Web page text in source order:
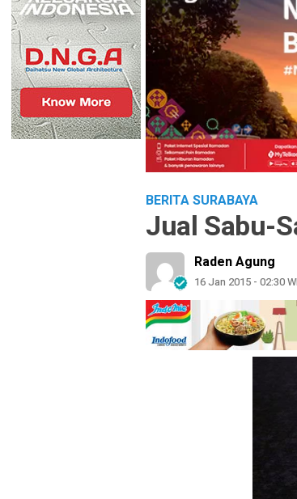
BERITA SURABAYA
Jual Sabu-
Raden Agung
16 Jan 2015 - 02:30